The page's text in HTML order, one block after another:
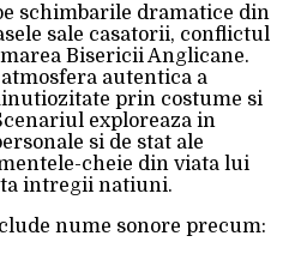
schimbarile dramatice din
sale casatorii, conflictul
Bisericii Anglicane.
autentica a
prin costume si
exploreaza in
si de stat ale
cheie din viata lui
intregii natiuni.
nume sonore precum: